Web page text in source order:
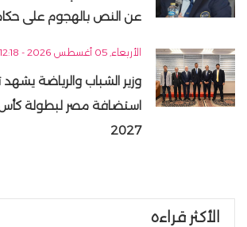
عن النص بالهجوم على
الأربعاء, 05 أغسطس 2026 - 12:18 ص
وزير الشباب والرياضة
استضافة مصر لبطولة كأس
2027
الأكثر قراءه